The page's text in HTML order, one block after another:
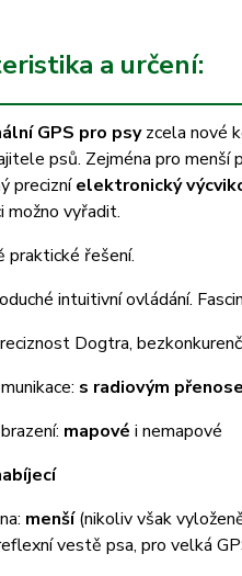
a určení:
GPS pro psyzcela nové
psů. Zejména pro menší
precizníelektronický
možno vyřadit.
praktické řešení.
intuitivní ovládání.
Dogtra,
s radiovým
mapové i nemapové
menší(nikoliv však
vestě psa, pro velká